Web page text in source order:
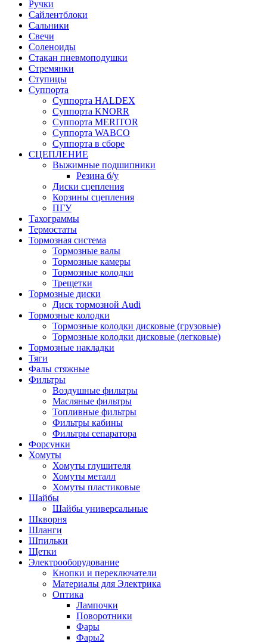
Ручки
Сайлентблоки
Сальники
Свечи
Соленоиды
Стакан пневмоподушки
Стремянки
Ступицы
Суппорта
Суппорта HALDEX
Суппорта KNORR
Суппорта MERITOR
Суппорта WABCO
Суппорта в сборе
СЦЕПЛЕНИЕ
Выжимные подшипники
Резина б/у
Диски сцепления
Корзины сцепления
ПГУ
Тахограммы
Термостаты
Тормозная система
Тормозные валы
Тормозные камеры
Тормозные колодки
Трещетки
Тормозные диски
Диск тормозной Audi
Тормозные колодки
Тормозные колодки дисковые (грузовые)
Тормозные колодки дисковые (легковые)
Тормозные накладки
Тяги
Фалы стяжные
Фильтры
Воздушные фильтры
Масляные фильтры
Топливные фильтры
Фильтры кабины
Фильтры сепаратора
Форсунки
Хомуты
Хомуты глушителя
Хомуты металл
Хомуты пластиковые
Шайбы
Шайбы универсальные
Шкворня
Шланги
Шпильки
Щетки
Электрооборудование
Кнопки и переключатели
Материалы для Электрика
Оптика
Лампочки
Поворотники
Фары
Фары2